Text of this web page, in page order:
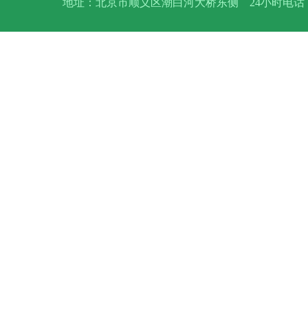
地址：北京市顺义区潮白河大桥东侧 24小时电话